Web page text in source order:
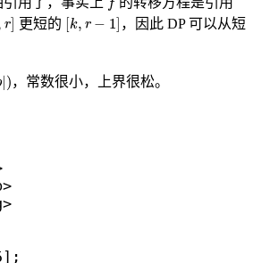
f
r] 更短的 [k, r − 1]
[k
，因此 DP 可以从短
|)，常数很小，上界很松。